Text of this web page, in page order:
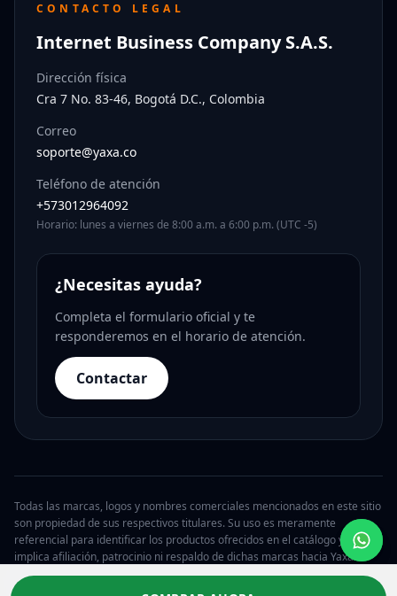
CONTACTO LEGAL
Internet Business Company S.A.S.
Dirección física
Cra 7 No. 83-46, Bogotá D.C., Colombia
Correo
soporte@yaxa.co
Teléfono de atención
+573012964092
Horario: lunes a viernes de 8:00 a.m. a 6:00 p.m. (UTC -5)
¿Necesitas ayuda?
Completa el formulario oficial y te
responderemos en el horario de atención.
Contactar
Todas las marcas, logos y nombres comerciales mencionados en este sitio
son propiedad de sus respectivos titulares. Su uso es meramente
referencial para identificar los productos ofrecidos en el catálogo y no
implica afiliación, patrocinio ni respaldo de dichas marcas hacia Yaxa.
© 2026 Yaxa Guatemala. Todos los derechos reservados.